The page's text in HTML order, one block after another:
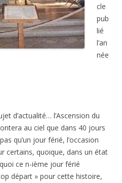
cle
pub
lié
l’an
née
d’actualité… l’Ascension du
au ciel que dans 40 jours
qu’un jour férié, l’occasion
certains, quoique, dans un état
ce n-ième jour férié
départ » pour cette histoire,